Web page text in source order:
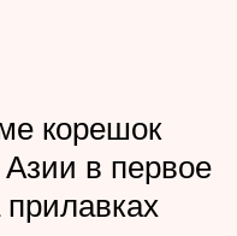
корешок
в первое